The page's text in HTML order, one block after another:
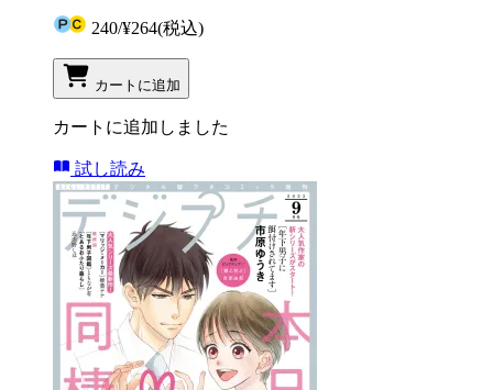
240/¥264(税込)
カートに追加
カートに追加しました
試し読み